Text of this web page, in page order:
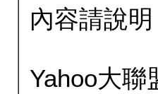
內容請說明
Yahoo大聯